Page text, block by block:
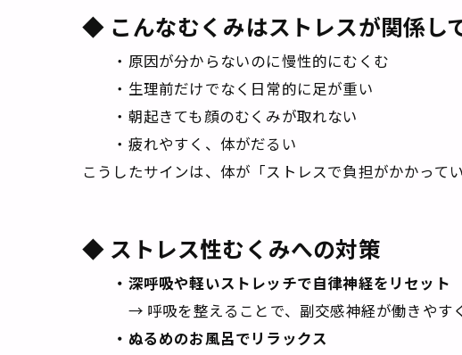
◆ こんなむくみはストレスが関係し
・原因が分からないのに慢性的にむくむ
・生理前だけでなく日常的に足が重い
・朝起きても顔のむくみが取れない
・疲れやすく、体がだるい
こうしたサインは、体が「ストレスで負担がかかっ
◆ ストレス性むくみへの対策
・深呼吸や軽いストレッチで自律神経をリセット
→ 呼吸を整えることで、副交感神経が働きやすく
・ぬるめのお風呂でリラックス